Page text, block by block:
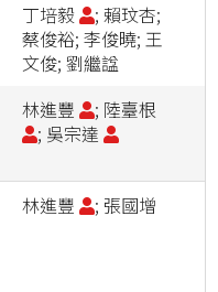
丁培毅
; 賴玟杏;
蔡俊裕; 李俊曉; 王
文俊; 劉繼諡
林進豐
; 陸臺根
; 吳宗達
林進豐 ; 張國增